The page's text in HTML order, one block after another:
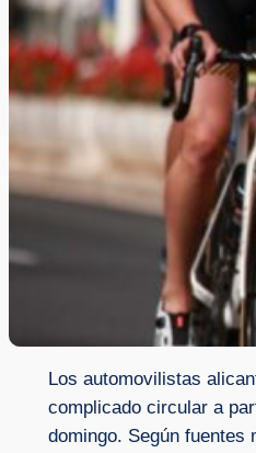
Los automovilistas
complicado circular a
domingo. Según fuentes